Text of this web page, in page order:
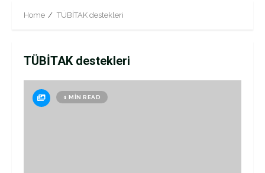
Home TÜBİTAK destekleri
TÜBİTAK destekleri
1 MIN READ